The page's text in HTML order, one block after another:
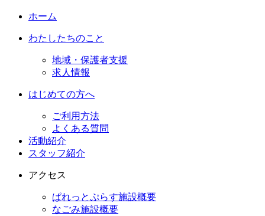
ホーム
わたしたちのこと
地域・保護者支援
求人情報
はじめての方へ
ご利用方法
よくある質問
活動紹介
スタッフ紹介
アクセス
ぱれっとぷらす施設概要
なごみ施設概要